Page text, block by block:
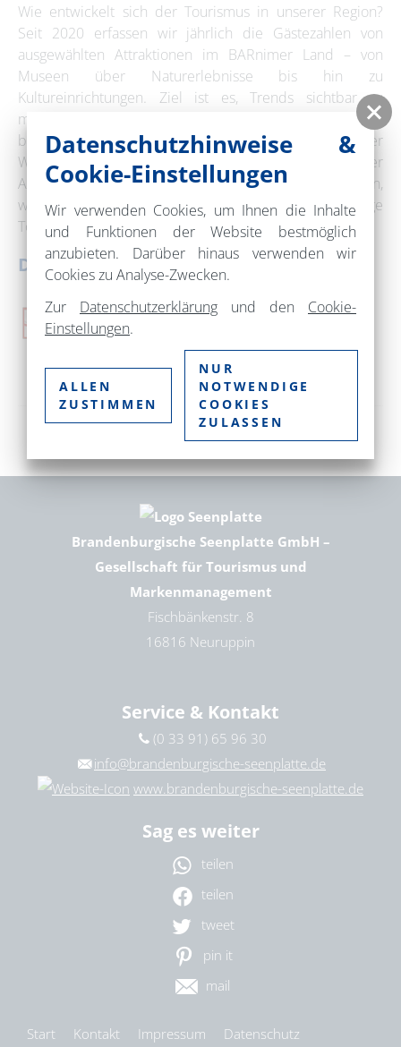
Wie entwickelt sich der Tourismus in unserer Region?
Seit 2020 erfassen wir jährlich die Gästezahlen von
ausgewählten Attraktionen im BARnimer Land – von
Museen über Naturerlebnisse bis hin zu
Kultureinrichtungen. Ziel ist es, Trends sichtbar zu
machen und verlässliche Daten für touristische Akteure
bereitzustellen. Die Ergebnisse helfen bei der
Weiterentwicklung und Vermarktung regionaler
Angebote. Besonders erfolgreiche Einrichtungen zeigen,
wie wichtig innovative Konzepte für eine zukunftsfähige
Tourismusregion sind.
Downloads
POI Besucher_innenzahlen Barnimer Land seit
2021
vorherige Seite Übersicht
Brandenburgische Seenplatte GmbH –
Gesellschaft für Tourismus und
Markenmanagement
Fischbänkenstr. 8
16816 Neuruppin
Service & Kontakt
(0 33 91) 65 96 30
info@brandenburgische-seenplatte.de
www.brandenburgische-seenplatte.de
Sag es weiter
teilen
teilen
tweet
pin it
mail
Start Kontakt Impressum Datenschutz
Datenschutzhinweise &
Cookie-Einstellungen
Wir verwenden Cookies, um Ihnen die Inhalte
und Funktionen der Website bestmöglich
anzubieten. Darüber hinaus verwenden wir
Cookies zu Analyse-Zwecken.
Zur Datenschutzerklärung und den Cookie-
Einstellungen.
ALLEN
ZUSTIMMEN
NUR
NOTWENDIGE
COOKIES
ZULASSEN